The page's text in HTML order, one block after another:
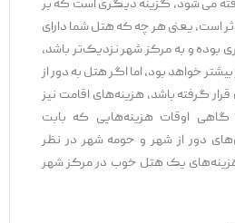
می‌ شود، گزینه دیگری است که بر
است، یعنی هر چه که هتل شما دارای
بوده و به مرکز شهر نزدیک‌تر باشد،
خواهد بود، اما اگر هتل به دور از
گرفته باشد، هزینه‌های اقامت نیز
گاهی اوقات هزینه‌هایی که بابت
دور از شهر و حومه شهر در نظر
یک هتل خوب در مرکز شهر